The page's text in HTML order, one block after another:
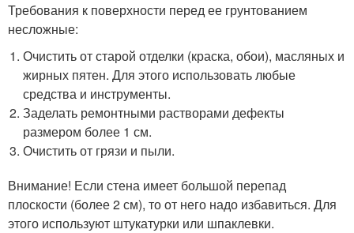
Требования к поверхности перед ее грунтованием
несложные:
Очистить от старой отделки (краска, обои), масляных и
жирных пятен. Для этого использовать любые
средства и инструменты.
Заделать ремонтными растворами дефекты
размером более 1 см.
Очистить от грязи и пыли.
Внимание! Если стена имеет большой перепад
плоскости (более 2 см), то от него надо избавиться. Для
этого используют штукатурки или шпаклевки.